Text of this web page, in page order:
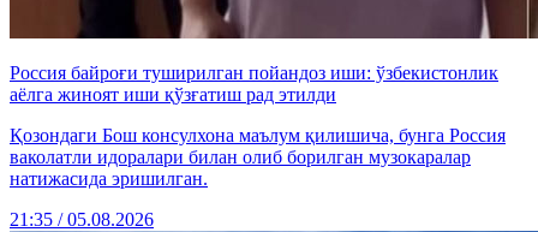
Россия байроғи туширилган пойандоз иши: ўзбекистонлик
аёлга жиноят иши қўзғатиш рад этилди
Қозондаги Бош консулхона маълум қилишича, бунга Россия
ваколатли идоралари билан олиб борилган музокаралар
натижасида эришилган.
21:35 / 05.08.2026